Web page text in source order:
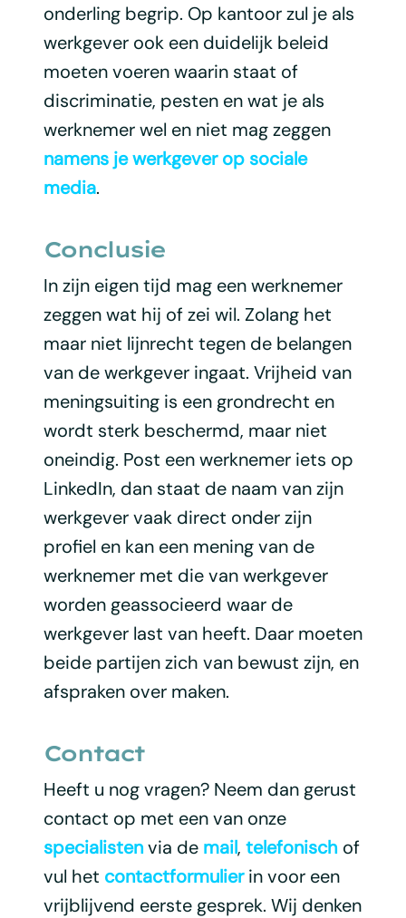
onderling begrip. Op kantoor zul je als
werkgever ook een duidelijk beleid
moeten voeren waarin staat of
discriminatie, pesten en wat je als
werknemer wel en niet mag zeggen
namens je werkgever op sociale
media.
Conclusie
In zijn eigen tijd mag een werknemer
zeggen wat hij of zei wil. Zolang het
maar niet lijnrecht tegen de belangen
van de werkgever ingaat. Vrijheid van
meningsuiting is een grondrecht en
wordt sterk beschermd, maar niet
oneindig. Post een werknemer iets op
LinkedIn, dan staat de naam van zijn
werkgever vaak direct onder zijn
profiel en kan een mening van de
werknemer met die van werkgever
worden geassocieerd waar de
werkgever last van heeft. Daar moeten
beide partijen zich van bewust zijn, en
afspraken over maken.
Contact
Heeft u nog vragen? Neem dan gerust
contact op met een van onze
specialistenvia de mail, telefonischof
vul het contactformulierin voor een
vrijblijvend eerste gesprek. Wij denken